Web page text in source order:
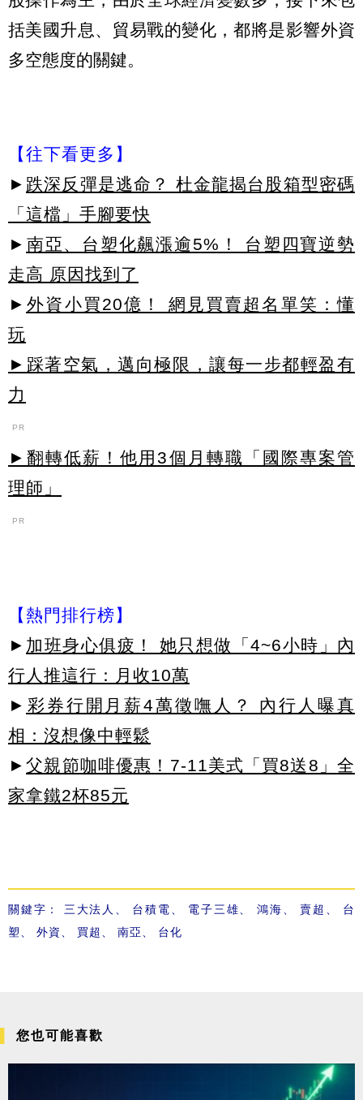
括美國升息、貿易戰的變化，都將是影響外資
多空態度的關鍵。
【往下看更多】
► 跌深反彈是逃命？ 杜金龍揭台股箱型密碼
「這檔」手腳要快
► 南亞、台塑化飆漲逾5%！ 台塑四寶逆勢
走高 原因找到了
► 外資小買20億！ 網見買賣超名單笑：懂
玩
►踩著空氣，邁向極限，讓每一步都輕盈有
力
PR
►翻轉低薪！他用3個月轉職「國際專案管
理師」
PR
【熱門排行榜】
► 加班身心俱疲！ 她只想做「4~6小時」內
行人推這行：月收10萬
► 彩券行開月薪4萬徵嘸人？ 內行人曝真
相：沒想像中輕鬆
► 父親節咖啡優惠！7-11美式「買8送8」全
家拿鐵2杯85元
關鍵字： 三大法人 台積電 電子三雄 鴻海 、賣超
台
塑
外資 買超 南亞 台化
您也可能喜歡